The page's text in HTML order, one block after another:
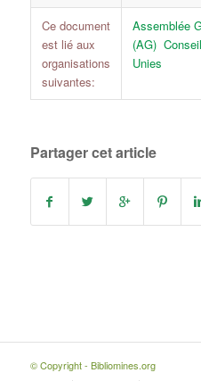
Ce document
est lié aux
organisations
suivantes:
Assemblée
(AG)
Unies
Partager cet article
© Copyright - Bibliomines.org